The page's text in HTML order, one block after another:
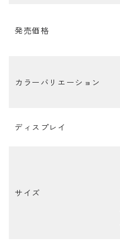
発売価格
カラーバリエーション
ディスプレイ
サイズ